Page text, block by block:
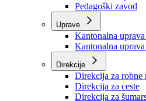
Zavod
Zavod za javno
Zavod za
Pedagoški zavod
Kantonalna uprava
Kantonalna uprava
Direkcije